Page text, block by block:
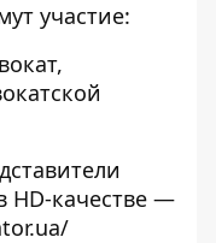
участие:
HD-качестве —